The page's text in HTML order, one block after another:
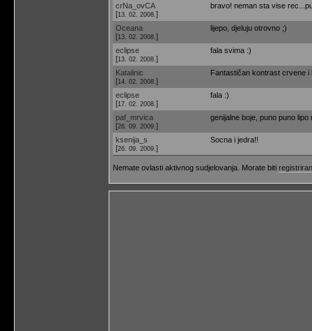
crNa_ovCA
[13. 02. 2008. ]
bravo! neman sta vise
Oceana
[13. 02. 2008. ]
lijepo, djeluju otrovno ;)
eclipse
[13. 02. 2008. ]
fala svima :)
Katalinic
[14. 02. 2008. ]
Fantastičan kontrast crvene i
eclipse
[17. 02. 2008. ]
fala :)
paf_mrvica
[26. 09. 2009. ]
genijalne boje, puno puno lipo
ksenija_s
[26. 09. 2009. ]
Socna i jedra!!
Nemate ovlasti aktivnog sudjelovanja. Morate biti